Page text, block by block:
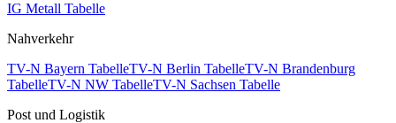
IG Metall Tabelle
Nahverkehr
TV-N Bayern TabelleTV-N Berlin TabelleTV-N Brandenburg
TabelleTV-N NW TabelleTV-N Sachsen Tabelle
Post und Logistik